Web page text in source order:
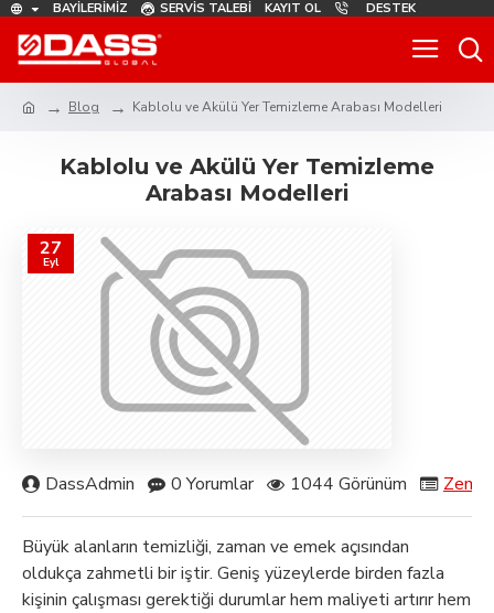
BAYILERIMIZ SERVIS TALEBI KAYIT OL DESTEK
Blog Kablolu ve Akülü Yer Temizleme Arabası Modelleri
Kablolu ve Akülü Yer Temizleme
Arabası Modelleri
27
Eyl
DassAdmin 0 Yorumlar 1044 Görünüm
Büyük alanların temizliği, zaman ve emek açısından
oldukça zahmetli bir iştir. Geniş yüzeylerde birden fazla
kişinin çalışması gerektiği durumlar hem maliyeti artırır hem